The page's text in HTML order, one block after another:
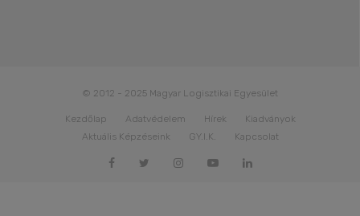
© 2012 - 2025 Magyar Logisztikai Egyesület
Kezdőlap Adatvédelem Hírek
Kiadványok
Aktuális Képzéseink
GY.I.K. Kapcsolat